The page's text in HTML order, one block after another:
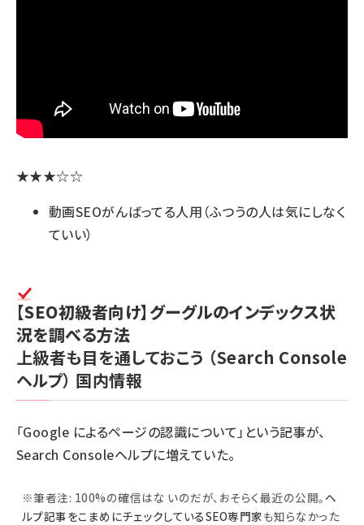
★★★☆☆
動画SEOがんばってる人用（ふつうの人は気にしなく
ていい）
【SEO初級者向け】グーグルのインデックス状
況を調べる方法
上級者も目を通しておこう （Search Console
ヘルプ） 国内情報
「Google によるページの認識について」という記事が、
Search Consoleヘルプに増えていた。
※筆者注: 100%の確信はな いのだが、おそらく最近の公開。 ヘ
ルプ記事をこまめにチェックしているSEO専門家も知らなかった